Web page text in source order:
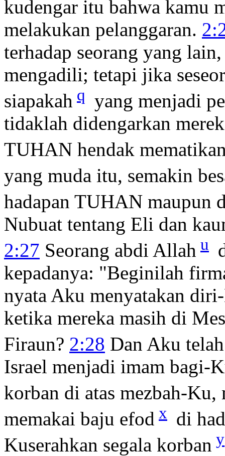
kudengar itu bahwa kamu
melakukan pelanggaran.
terhadap seorang yang
mengadili; tetapi jika
siapakah q yang menjadi
tidaklah didengarkan
TUHAN hendak
yang muda itu, semakin
hadapan TUHAN maupun
Nubuat tentang Eli dan
2:27 Seorang abdi Allah u
kepadanya: "Beginilah
nyata Aku menyatakan
ketika mereka masih di
Firaun? 2:28 Dan Aku
Israel menjadi imam bagi-
korban di atas mezbah-Ku,
memakai baju efod x di
Kuserahkan segala korban y